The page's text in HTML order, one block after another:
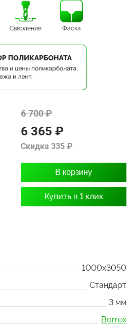
Сверление Фаска
6 700 ₽
6 365 ₽
Скидка 335 ₽
В корзину
Купить в 1 клик
1000x3050
Стандарт
3 мм
Borrex